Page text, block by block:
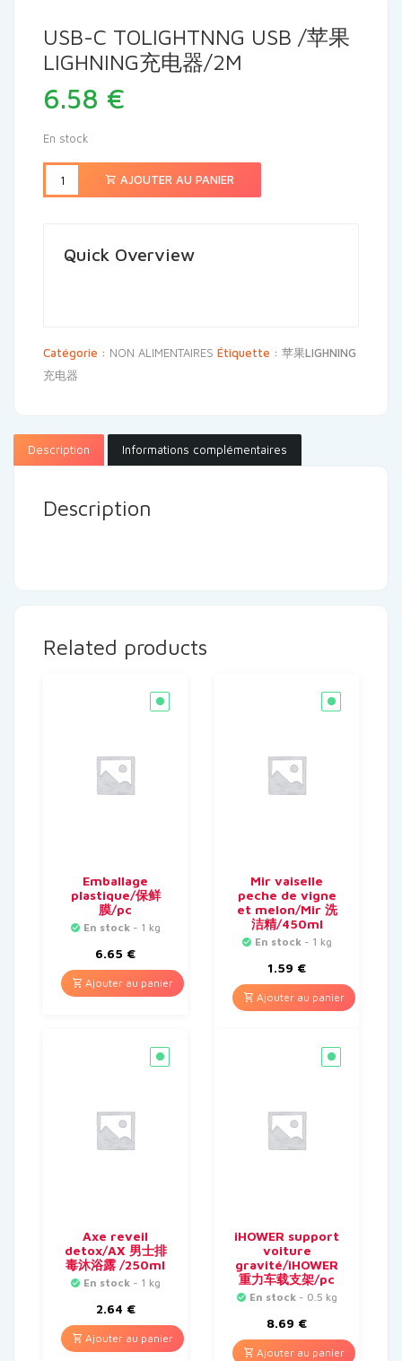
USB-C TOLIGHTNNG USB /苹果
LIGHNING充电器/2M
6.58 €
En stock
AJOUTER AU PANIER
Quick Overview
Catégorie : NON ALIMENTAIRES Étiquette : 苹果LIGHNING
充电器
Description Informations complémentaires
Description
Related products
Emballage
plastique/保鲜
膜/pc
En stock - 1 kg
6.65 €
Ajouter au panier
Mir vaiselle
peche de vigne
et melon/Mir 洗
洁精/450ml
En stock - 1 kg
1.59 €
Ajouter au panier
Axe reveil
detox/AX 男士排
毒沐浴露 /250ml
En stock - 1 kg
2.64 €
Ajouter au panier
iHOWER support
voiture
gravité/iHOWER
重力车载支架/pc
En stock - 0.5 kg
8.69 €
Ajouter au panier